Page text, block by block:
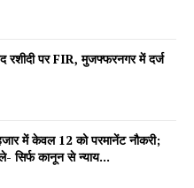
on AIN
रशीदी पर FIR, मुजफ्फरनगर में दर्ज
में केवल 12 को परमानेंट नौकरी;
सिर्फ कानून से न्याय...